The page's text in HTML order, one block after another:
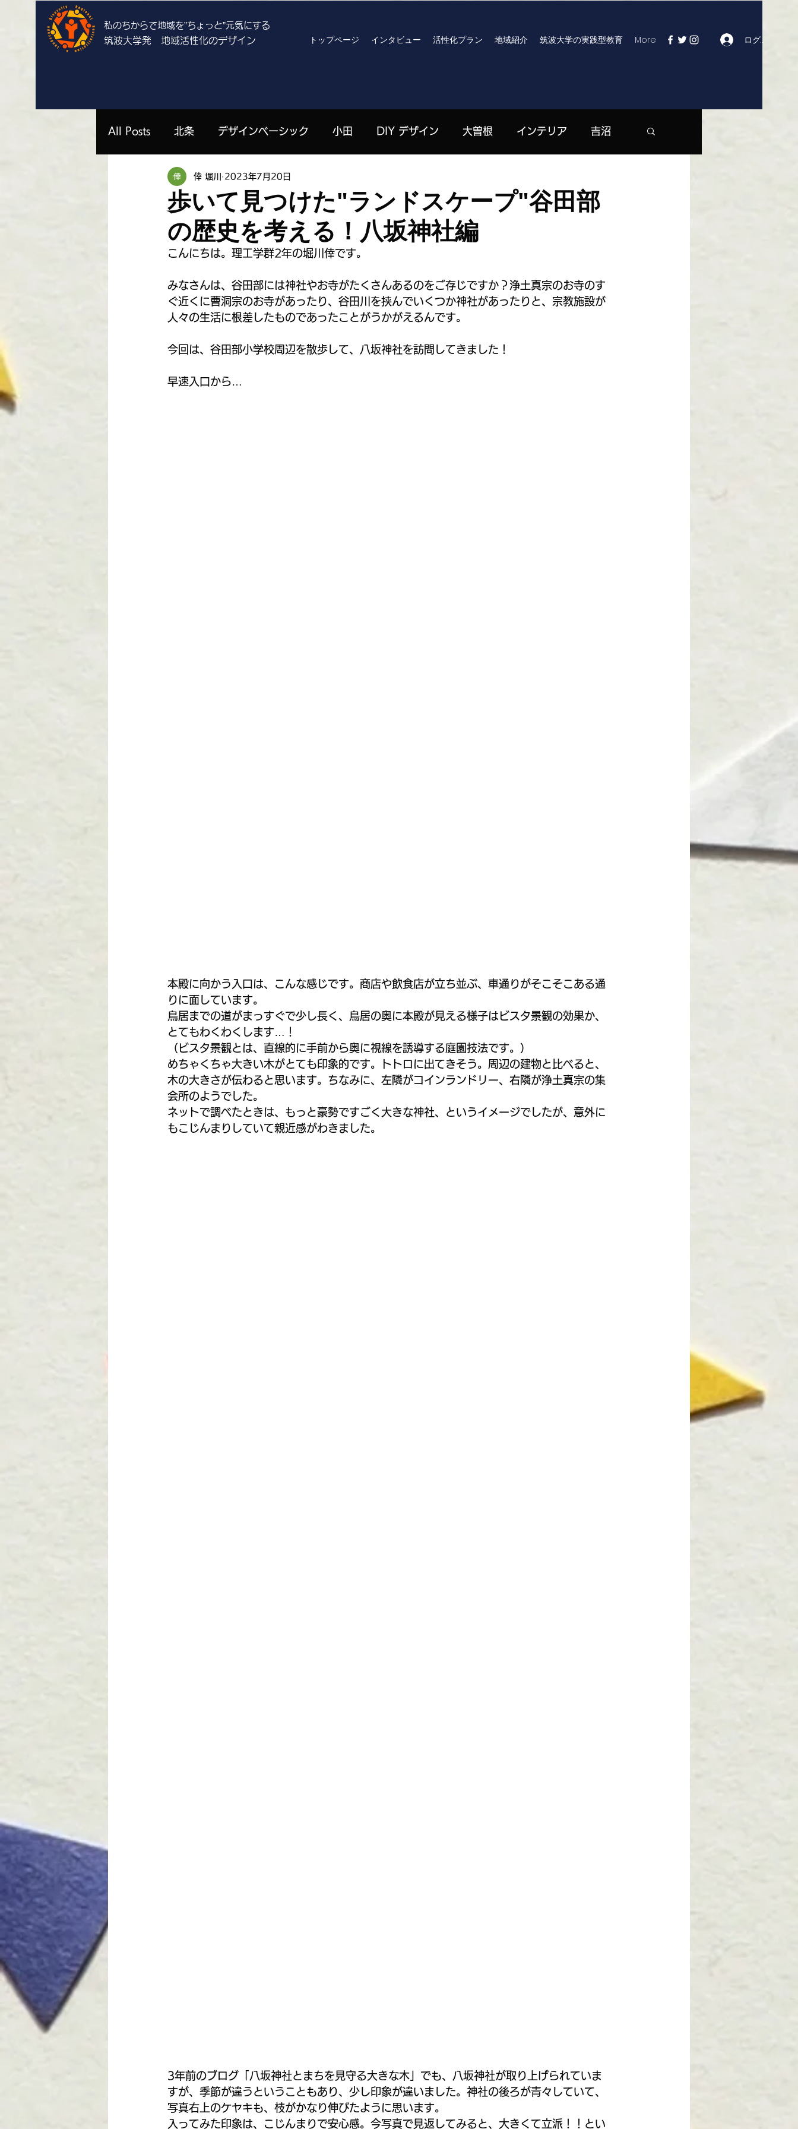
私のちからで地域を”ちょっと”元気にする
筑波大学発 地域活性化のデザイン トップページ インタビュー 活性化プラン 地域紹介 筑波大学の実践型教育 More ログイン
All Posts 北条 デザインベーシック 小田 DIY デザイン 大曽根 インテリア 吉沼
栄 谷田部 高見原
勝山祐衣 | 栄 濱中いずみ | 栄 嶋田珠々 | 高見原 劉山 | 上郷
歩いて見つけた"ランドスケープ"谷田部
の歴史を考える！八坂神社編
倖 堀川 2023年7月20日
こんにちは。理工学群2年の堀川倖です。
みなさんは、谷田部には神社やお寺がたくさんあるのをご存じですか？浄土真宗のお寺のす
ぐ近くに曹洞宗のお寺があったり、谷田川を挟んでいくつか神社があったりと、宗教施設が
人々の生活に根差したものであったことがうかがえるんです。
今回は、谷田部小学校周辺を散歩して、八坂神社を訪問してきました！
早速入口から…
本殿に向かう入口は、こんな感じです。商店や飲食店が立ち並ぶ、車通りがそこそこある通
りに面しています。
鳥居までの道がまっすぐで少し長く、鳥居の奥に本殿が見える様子はビスタ景観の効果か、
とてもわくわくします…！
（ビスタ景観とは、直線的に手前から奥に視線を誘導する庭園技法です。）
めちゃくちゃ大きい木がとても印象的です。トトロに出てきそう。周辺の建物と比べると、
木の大きさが伝わると思います。ちなみに、左隣がコインランドリー、右隣が浄土真宗の集
会所のようでした。
ネットで調べたときは、もっと豪勢ですごく大きな神社、というイメージでしたが、意外に
もこじんまりしていて親近感がわきました。
3年前のブログ「八坂神社とまちを見守る大きな木」でも、八坂神社が取り上げられていま
すが、季節が違うということもあり、少し印象が違いました。神社の後ろが青々していて、
写真右上のケヤキも、枝がかなり伸びたように思います。
入ってみた印象は、こじんまりで安心感。今写真で見返してみると、大きくて立派！！とい